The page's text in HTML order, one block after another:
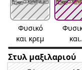
Φυσικό
και κρεμ
και
γκρι
Στυλ μαξιλαριού